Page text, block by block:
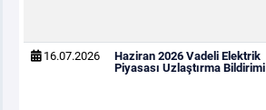
16.07.2026
Haziran 2026 Vadeli Elektrik
Piyasası Uzlaştırma Bildirimi